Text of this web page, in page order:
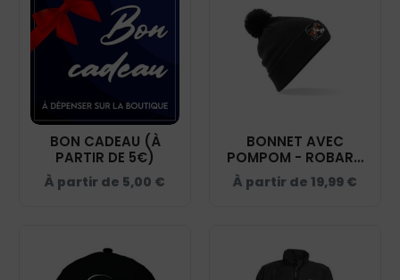
BON CADEAU (À
PARTIR DE 5€)
À partir de 5,00 €
BONNET AVEC
POMPOM - ROBART
PHILIPPE - NOIR -
BF426
À partir de 19,99 €